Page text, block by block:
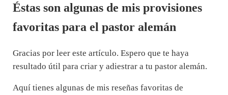
Éstas son algunas de mis provisiones
favoritas para el pastor alemán
Gracias por leer este artículo. Espero que te haya
resultado útil para criar y adiestrar a tu pastor alemán.
Aquí tienes algunas de mis reseñas favoritas de